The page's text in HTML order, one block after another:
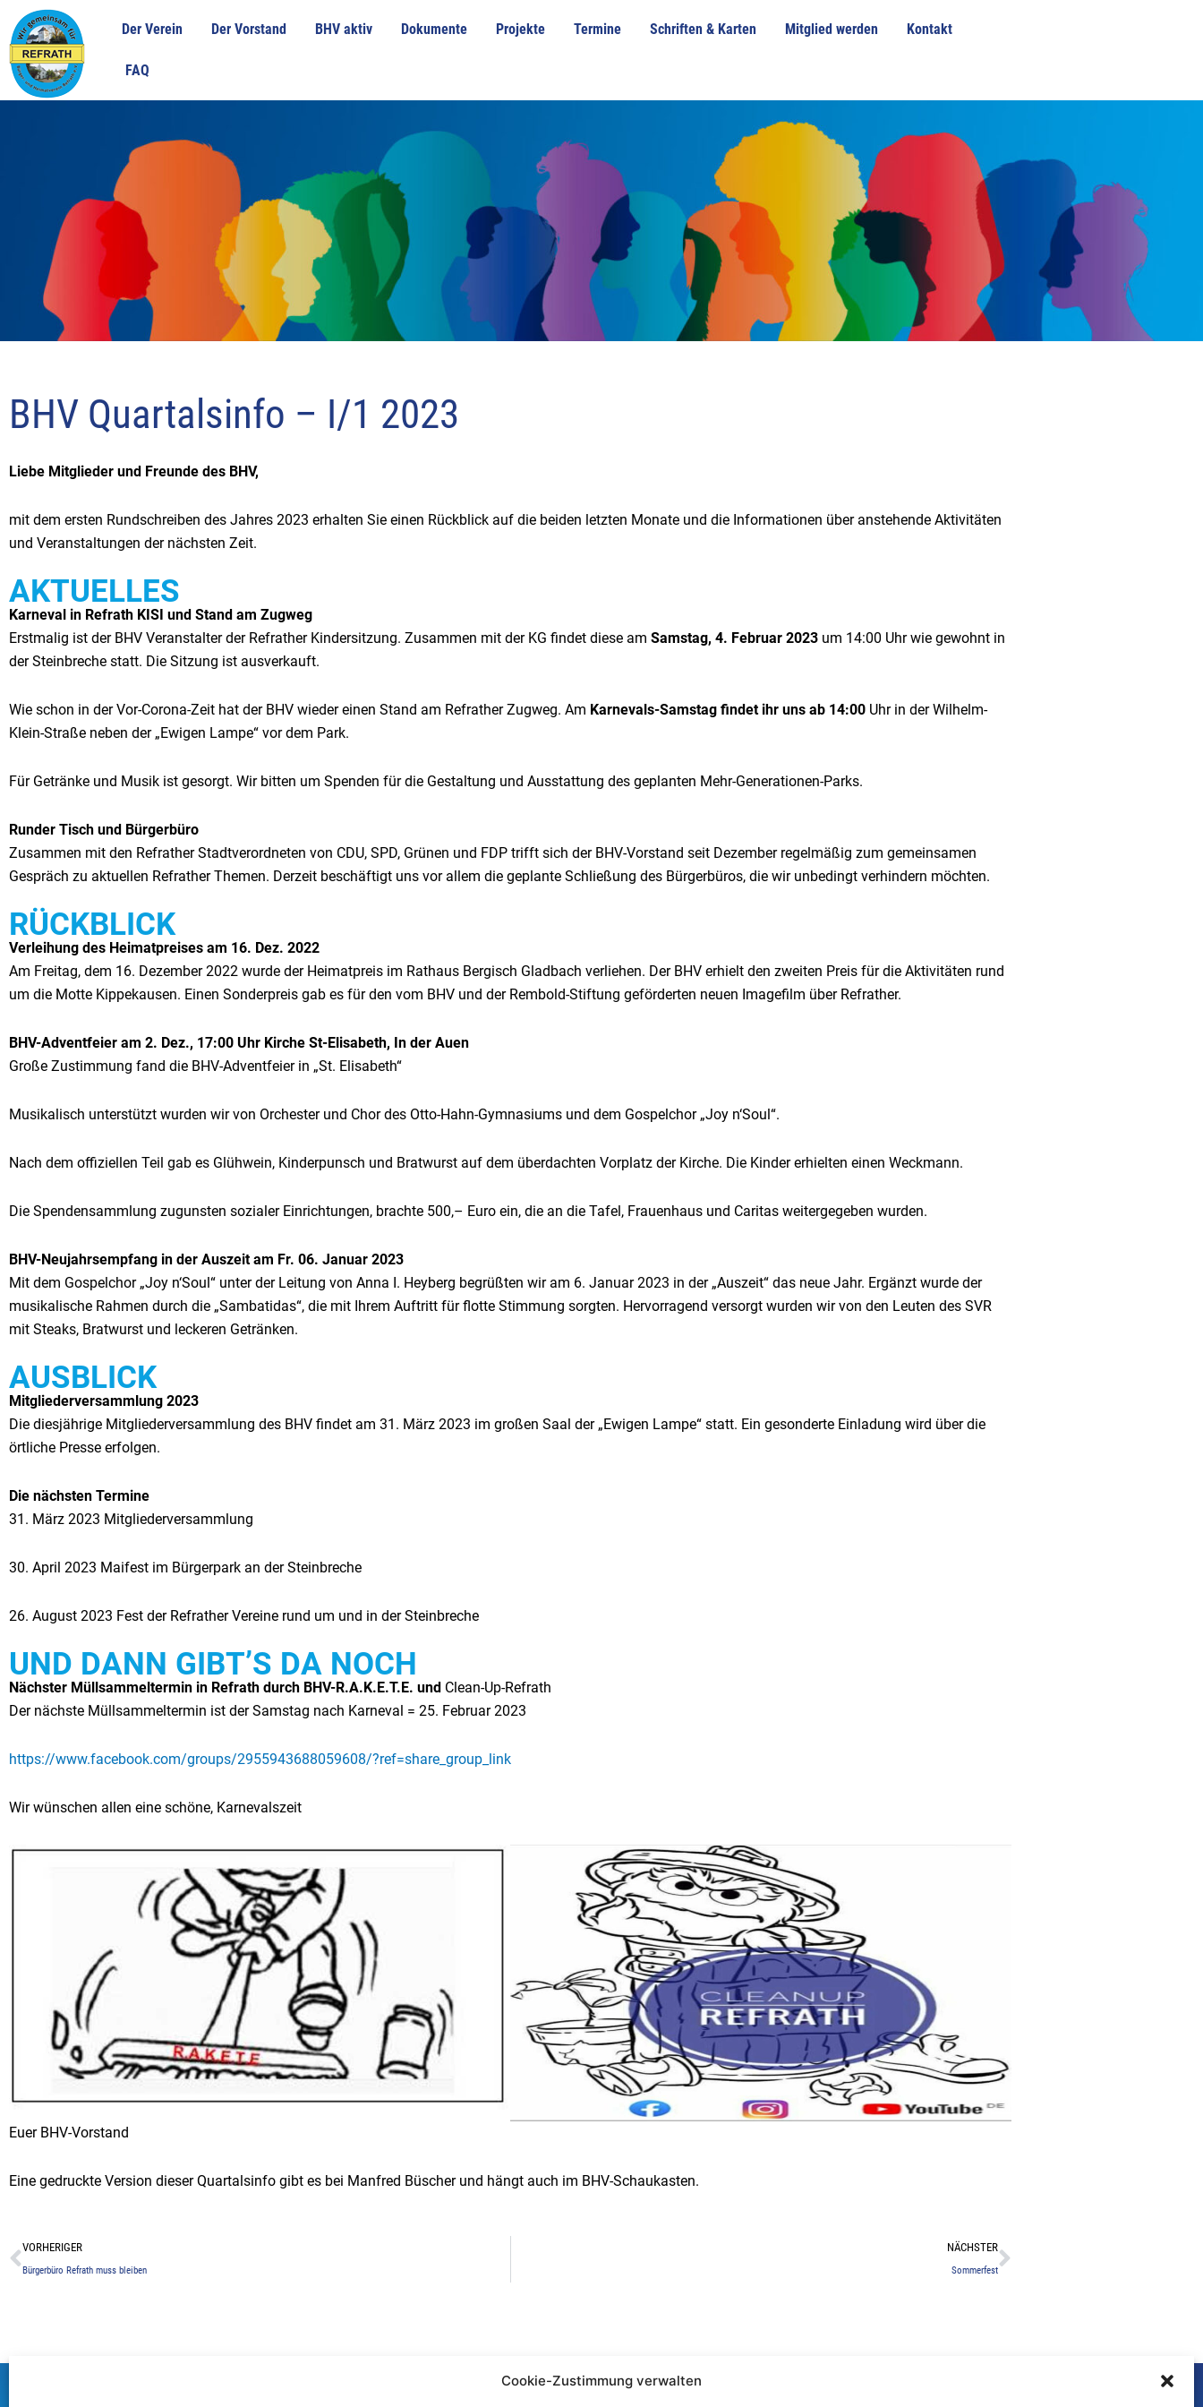
Cookie-Zustimmung verwalten
Zum
Inhalt
springen
Der Verein Der Vorstand BHV aktiv Dokumente Projekte Termine Schriften & Karten Mitglied werden Kontakt
FAQ
BHV Quartalsinfo – I/1 2023
Liebe Mitglieder und Freunde des BHV,
mit dem ersten Rundschreiben des Jahres 2023 erhalten Sie einen Rückblick auf die beiden letzten Monate und die Informationen über anstehende Aktivitäten
und Veranstaltungen der nächsten Zeit.
AKTUELLES
Karneval in Refrath KISI und Stand am Zugweg
Erstmalig ist der BHV Veranstalter der Refrather Kindersitzung. Zusammen mit der KG findet diese am Samstag, 4. Februar 2023 um 14:00 Uhr wie gewohnt in
der Steinbreche statt. Die Sitzung ist ausverkauft.
Wie schon in der Vor-Corona-Zeit hat der BHV wieder einen Stand am Refrather Zugweg. Am Karnevals-Samstag findet ihr uns ab 14:00 Uhr in der Wilhelm-
Klein-Straße neben der „Ewigen Lampe“ vor dem Park.
Für Getränke und Musik ist gesorgt. Wir bitten um Spenden für die Gestaltung und Ausstattung des geplanten Mehr-Generationen-Parks.
Runder Tisch und Bürgerbüro
Zusammen mit den Refrather Stadtverordneten von CDU, SPD, Grünen und FDP trifft sich der BHV-Vorstand seit Dezember regelmäßig zum gemeinsamen
Gespräch zu aktuellen Refrather Themen. Derzeit beschäftigt uns vor allem die geplante Schließung des Bürgerbüros, die wir unbedingt verhindern möchten.
RÜCKBLICK
Verleihung des Heimatpreises am 16. Dez. 2022
Am Freitag, dem 16. Dezember 2022 wurde der Heimatpreis im Rathaus Bergisch Gladbach verliehen. Der BHV erhielt den zweiten Preis für die Aktivitäten rund
um die Motte Kippekausen. Einen Sonderpreis gab es für den vom BHV und der Rembold-Stiftung geförderten neuen Imagefilm über Refrather.
BHV-Adventfeier am 2. Dez., 17:00 Uhr Kirche St-Elisabeth, In der Auen
Große Zustimmung fand die BHV-Adventfeier in „St. Elisabeth“
Musikalisch unterstützt wurden wir von Orchester und Chor des Otto-Hahn-Gymnasiums und dem Gospelchor „Joy n‘Soul“.
Nach dem offiziellen Teil gab es Glühwein, Kinderpunsch und Bratwurst auf dem überdachten Vorplatz der Kirche. Die Kinder erhielten einen Weckmann.
Die Spendensammlung zugunsten sozialer Einrichtungen, brachte 500,– Euro ein, die an die Tafel, Frauenhaus und Caritas weitergegeben wurden.
BHV-Neujahrsempfang in der Auszeit am Fr. 06. Januar 2023
Mit dem Gospelchor „Joy n‘Soul“ unter der Leitung von Anna I. Heyberg begrüßten wir am 6. Januar 2023 in der „Auszeit“ das neue Jahr. Ergänzt wurde der
musikalische Rahmen durch die „Sambatidas“, die mit Ihrem Auftritt für flotte Stimmung sorgten. Hervorragend versorgt wurden wir von den Leuten des SVR
mit Steaks, Bratwurst und leckeren Getränken.
AUSBLICK
Mitgliederversammlung 2023
Die diesjährige Mitgliederversammlung des BHV findet am 31. März 2023 im großen Saal der „Ewigen Lampe“ statt. Ein gesonderte Einladung wird über die
örtliche Presse erfolgen.
Die nächsten Termine
31. März 2023 Mitgliederversammlung
30. April 2023 Maifest im Bürgerpark an der Steinbreche
26. August 2023 Fest der Refrather Vereine rund um und in der Steinbreche
UND DANN GIBT’S DA NOCH
Nächster Müllsammeltermin in Refrath durch BHV-R.A.K.E.T.E. und Clean-Up-Refrath
Der nächste Müllsammeltermin ist der Samstag nach Karneval = 25. Februar 2023
https://www.facebook.com/groups/2955943688059608/?ref=share_group_link
Wir wünschen allen eine schöne, Karnevalszeit
Euer BHV-Vorstand
Eine gedruckte Version dieser Quartalsinfo gibt es bei Manfred Büscher und hängt auch im BHV-Schaukasten.
Zurück
VORHERIGER
Bürgerbüro Refrath muss bleiben
NÄCHSTER
Sommerfest
Nächster